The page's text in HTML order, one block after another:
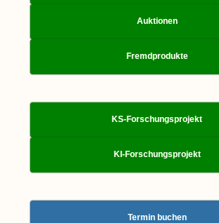
Auktionen
Fremdprodukte
KS-Forschungsprojekt
KI-Forschungsprojekt
Termin buchen